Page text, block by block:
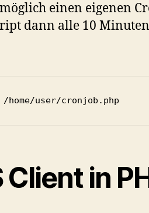
einen eigenen
dann alle 10 Minuten
user/cronjob.php
in